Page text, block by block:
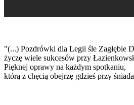
"(...) Pozdrówki dla Legii śle Zagłębie
życzę wiele sukcesów przy
Pięknej oprawy na każdym spotkaniu,
którą z chęcią obejrzę gdzieś przy